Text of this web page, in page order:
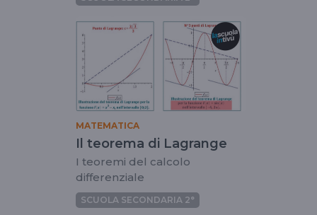
MATEMATICA
Il teorema di Lagrange
I teoremi del calcolo
differenziale
SCUOLA SECONDARIA 2°